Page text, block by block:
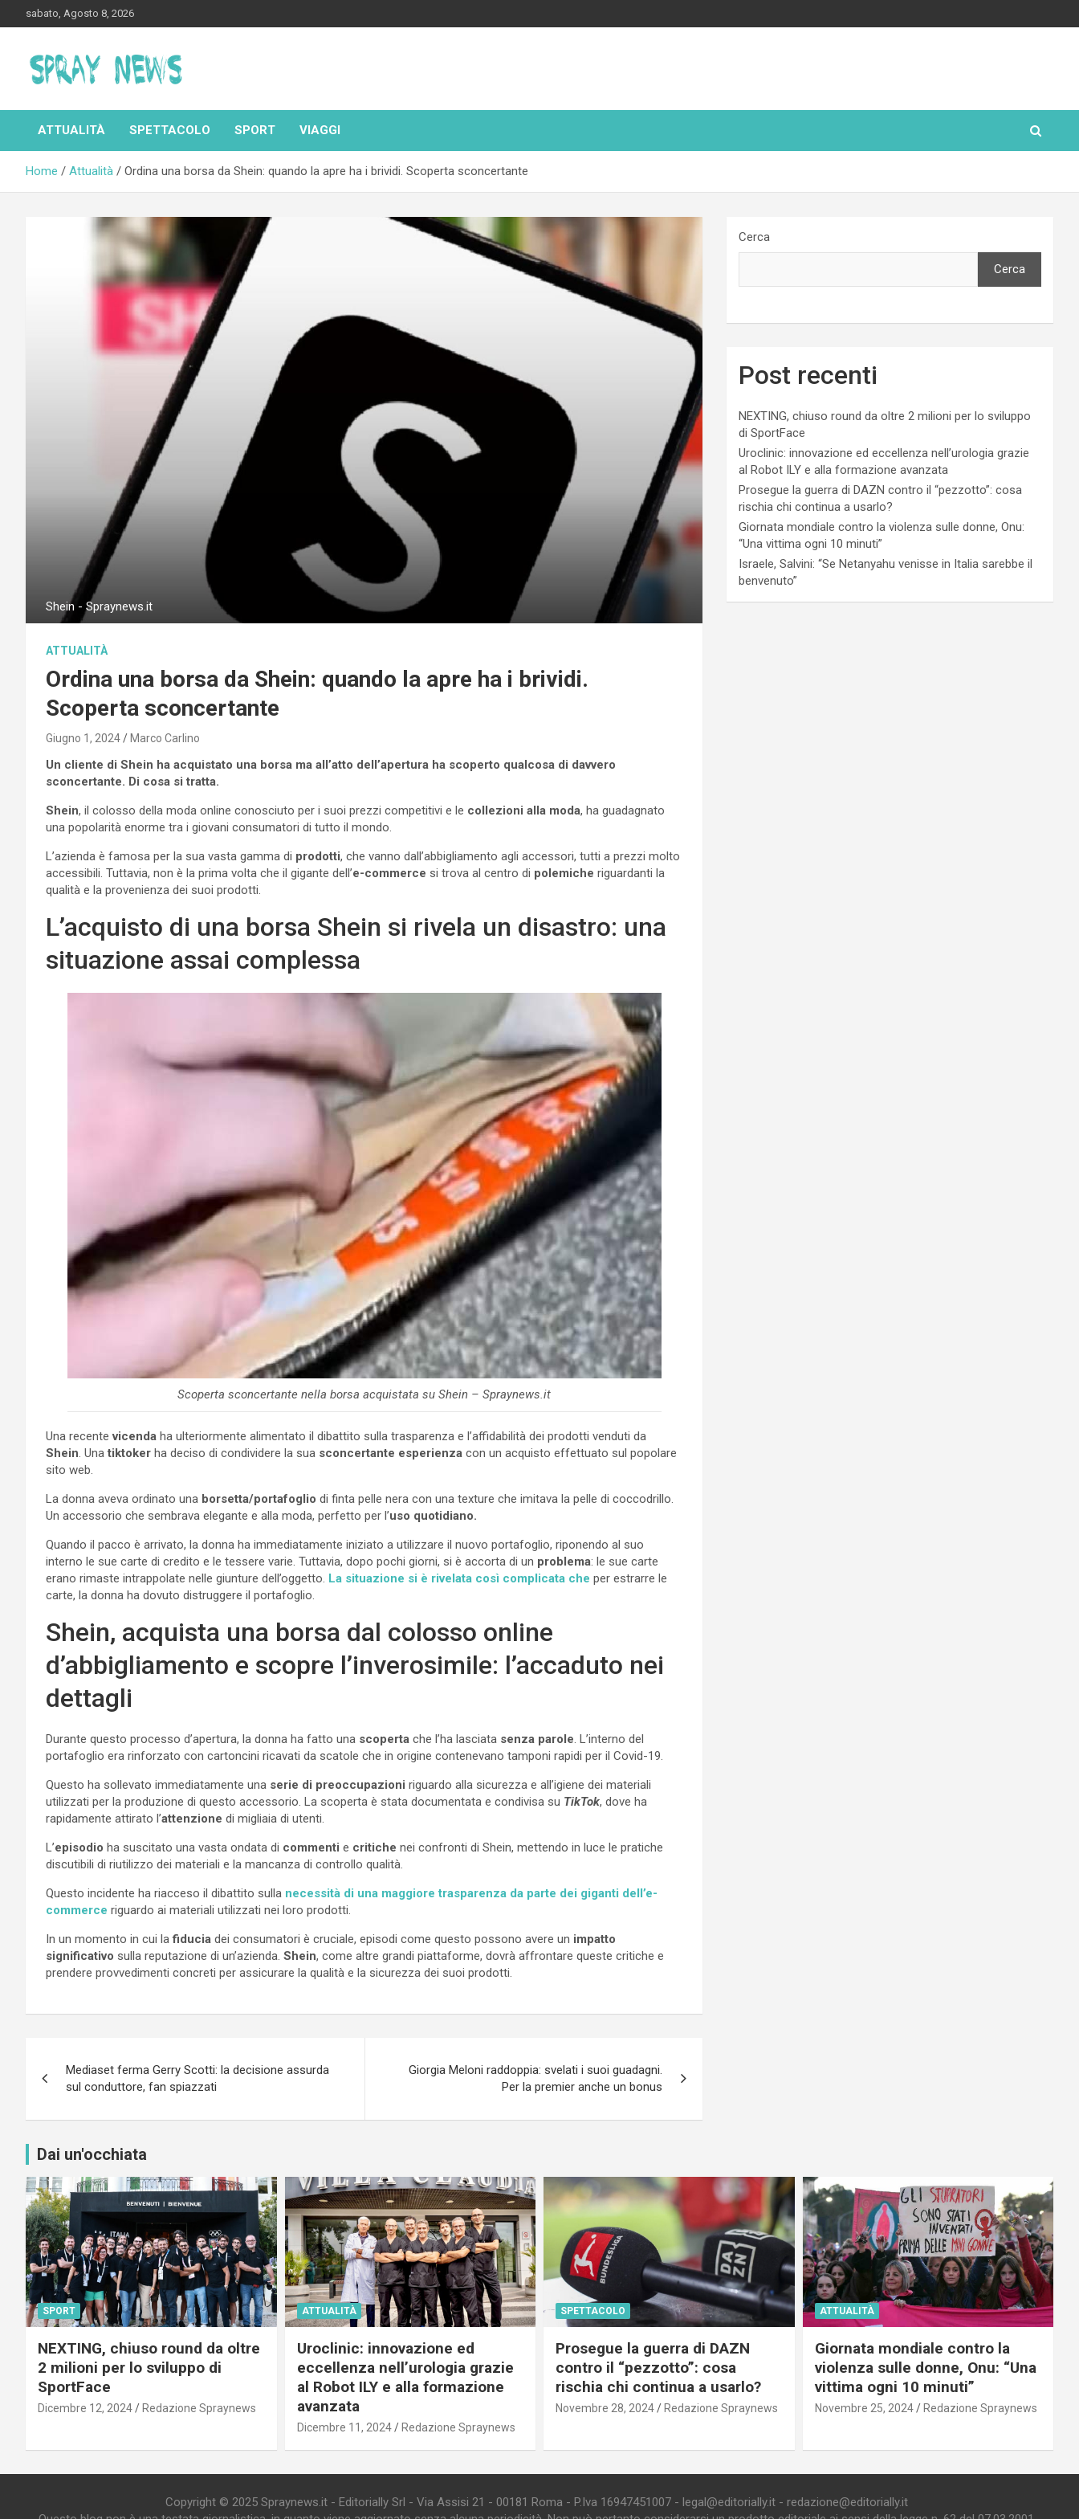
to
sabato, Agosto 8, 2026
Spraynews.it
ATTUALITÀ SPETTACOLO SPORT VIAGGI
Home Attualità Ordina una borsa da Shein: quando la apre ha i brividi. Scoperta sconcertante
Shein - Spraynews.it
ATTUALITÀ
Ordina una borsa da Shein: quando la apre ha i brividi.
Scoperta sconcertante
Giugno 1, 2024 Marco Carlino
Un cliente di Shein ha acquistato una borsa ma all’atto dell’apertura ha scoperto qualcosa di davvero
sconcertante. Di cosa si tratta.
Shein, il colosso della moda online conosciuto per i suoi prezzi competitivi e le collezioni alla moda, ha guadagnato
una popolarità enorme tra i giovani consumatori di tutto il mondo.
L’azienda è famosa per la sua vasta gamma di prodotti, che vanno dall’abbigliamento agli accessori, tutti a prezzi molto
accessibili. Tuttavia, non è la prima volta che il gigante dell’e-commerce si trova al centro di polemiche riguardanti la
qualità e la provenienza dei suoi prodotti.
L’acquisto di una borsa Shein si rivela un disastro: una
situazione assai complessa
Scoperta sconcertante nella borsa acquistata su Shein – Spraynews.it
Una recentevicenda ha ulteriormente alimentato il dibattito sulla trasparenza e l’affidabilità dei prodotti venduti da
Shein . Unatiktoker ha deciso di condividere la sua sconcertante esperienza con un acquisto effettuato sul popolare
sito web.
La donna aveva ordinato una borsetta/portafoglio di finta pelle nera con una texture che imitava la pelle di coccodrillo.
Un accessorio che sembrava elegante e alla moda, perfetto per l’uso quotidiano.
Quando il pacco è arrivato, la donna ha immediatamente iniziato a utilizzare il nuovo portafoglio, riponendo al suo
interno le sue carte di credito e le tessere varie. Tuttavia, dopo pochi giorni, si è accorta di un problema: le sue carte
erano rimaste intrappolate nelle giunture dell’oggetto. La situazione si è rivelata così complicata che per estrarre le
carte, la donna ha dovuto distruggere il portafoglio.
Shein, acquista una borsa dal colosso online
d’abbigliamento e scopre l’inverosimile: l’accaduto nei
dettagli
Durante questo processo d’apertura, la donna ha fatto una scoperta che l’ha lasciata senza parole . L’interno del
portafoglio era rinforzato con cartoncini ricavati da scatole che in origine contenevano tamponi rapidi per il Covid-19.
Questo ha sollevato immediatamente una serie di preoccupazioni riguardo alla sicurezza e all’igiene dei materiali
utilizzati per la produzione di questo accessorio. La scoperta è stata documentata e condivisa su TikTok, dove ha
rapidamente attirato l’attenzione di migliaia di utenti.
L’episodio ha suscitato una vasta ondata di commenti e critiche nei confronti di Shein, mettendo in luce le pratiche
discutibili di riutilizzo dei materiali e la mancanza di controllo qualità.
Questo incidente ha riacceso il dibattito sulla necessità di una maggiore trasparenza da parte dei giganti dell’e-
commerce riguardo ai materiali utilizzati nei loro prodotti.
In un momento in cui lafiducia dei consumatori è cruciale, episodi come questo possono avere un impatto
significativo sulla reputazione di un’azienda. Shein, come altre grandi piattaforme, dovrà affrontare queste critiche e
prendere provvedimenti concreti per assicurare la qualità e la sicurezza dei suoi prodotti.
articoli
Mediaset ferma Gerry Scotti: la decisione assurda
sul conduttore, fan spiazzati
Giorgia Meloni raddoppia: svelati i suoi guadagni.
Per la premier anche un bonus
Cerca
Cerca
Post recenti
NEXTING, chiuso round da oltre 2 milioni per lo sviluppo
di SportFace
Uroclinic: innovazione ed eccellenza nell’urologia grazie
al Robot ILY e alla formazione avanzata
Prosegue la guerra di DAZN contro il “pezzotto”: cosa
rischia chi continua a usarlo?
Giornata mondiale contro la violenza sulle donne, Onu:
“Una vittima ogni 10 minuti”
Israele, Salvini: “Se Netanyahu venisse in Italia sarebbe il
benvenuto”
Dai un'occhiata
SPORT
NEXTING, chiuso round da oltre
2 milioni per lo sviluppo di
SportFace
Dicembre 12, 2024 Redazione Spraynews
ATTUALITÀ
Uroclinic: innovazione ed
eccellenza nell’urologia grazie
al Robot ILY e alla formazione
avanzata
Dicembre 11, 2024 Redazione Spraynews
SPETTACOLO
Prosegue la guerra di DAZN
contro il “pezzotto”: cosa
rischia chi continua a usarlo?
Novembre 28, 2024 Redazione Spraynews
ATTUALITÀ
Giornata mondiale contro la
violenza sulle donne, Onu: “Una
vittima ogni 10 minuti”
Novembre 25, 2024 Redazione Spraynews
Copyright © 2025 Spraynews.it - Editorially Srl - Via Assisi 21 - 00181 Roma - P.Iva 16947451007 - legal@editorially.it - redazione@editorially.it